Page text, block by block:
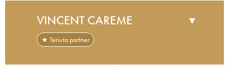
VINCENT CAREME ▼
★ Tenuta partner